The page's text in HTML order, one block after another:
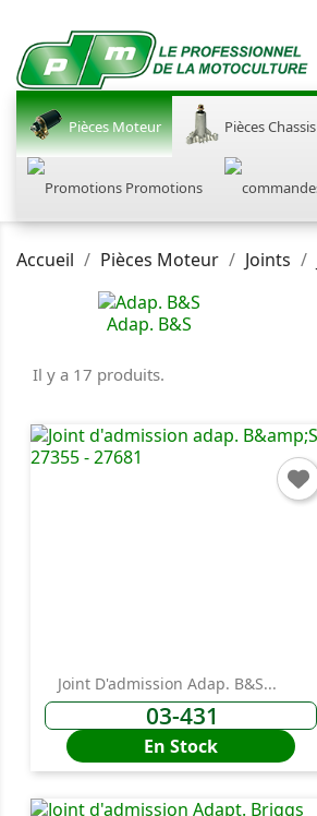
Pièces Moteur Pièces Chassis
Promotions
Accueil Pièces Moteur Joints
Adap. B&S
Il y a 17 produits.
Joint D'admission Adap. B&S...
03-431
En Stock